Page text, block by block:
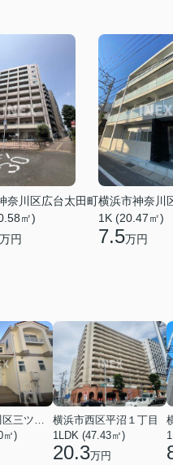
奈川区広台太田町
㎡)
万円
横浜市神奈川
1K (20.47㎡)
7.5万円
横浜市神奈川区三ツ沢上町
㎡)
横浜市西区平沼１丁目
1LDK (47.43㎡)
20.3万円